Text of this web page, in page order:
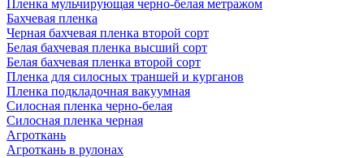
Пленка мульчирующая черно-белая метражом
Бахчевая пленка
Черная бахчевая пленка второй сорт
Белая бахчевая пленка высший сорт
Белая бахчевая пленка второй сорт
Пленка для силосных траншей и курганов
Пленка подкладочная вакуумная
Силосная пленка черно-белая
Силосная пленка черная
Агроткань
Агроткань в рулонах